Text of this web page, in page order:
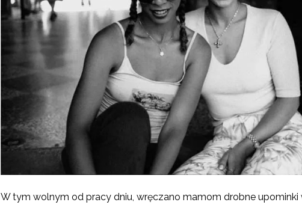
W tym wolnym od pracy dniu, wręczano mamom drobne